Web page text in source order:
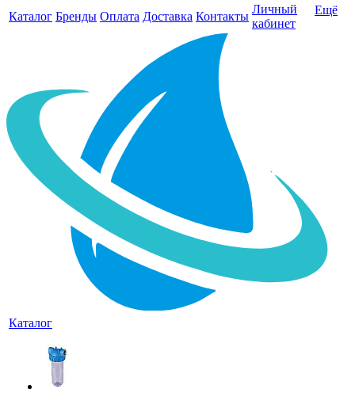
Каталог Бренды Оплата Доставка Контакты
Личный
кабинет
Ещё
Каталог